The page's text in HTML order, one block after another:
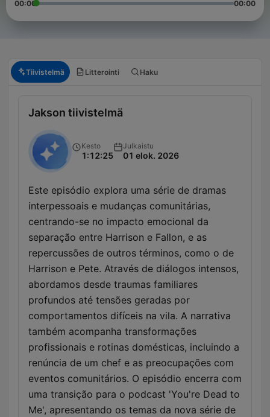
00:00 00:00
Tiivistelmä Litterointi Haku
Jakson tiivistelmä
Kesto
1:12:25
Julkaistu
01 elok. 2026
Este episódio explora uma série de dramas
interpessoais e mudanças comunitárias,
centrando-se no impacto emocional da
separação entre Harrison e Fallon, e as
repercussões de outros términos, como o de
Harrison e Pete. Através de diálogos intensos,
abordamos desde traumas familiares
profundos até tensões geradas por
comportamentos difíceis na vila. A narrativa
também acompanha transformações
profissionais e rotinas domésticas, incluindo a
renúncia de um chef e as preocupações com
eventos comunitários. O episódio encerra com
uma transição para o podcast 'You're Dead to
Me', apresentando os temas da nova série de